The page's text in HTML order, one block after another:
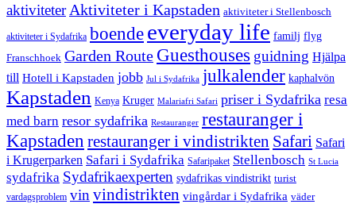
aktiviteter Aktiviteter i Kapstaden aktiviteter i Stellenbosch
aktiviteter i Sydafrika boende everyday life familj flyg
Franschhoek Garden Route Guesthouses guidning Hjälpa
till Hotell i Kapstaden jobb Jul i Sydafrika julkalender kaphalvön
Kapstaden Kenya Kruger Malariafri Safari priser i Sydafrika resa
med barn resor sydafrika Restauranger restauranger i
Kapstaden restauranger i vindistrikten Safari Safari
i Krugerparken Safari i Sydafrika Safaripaket Stellenbosch St Lucia
sydafrika Sydafrikaexperten sydafrikas vindistrikt turist
vardagsproblem vin vindistrikten vingårdar i Sydafrika väder